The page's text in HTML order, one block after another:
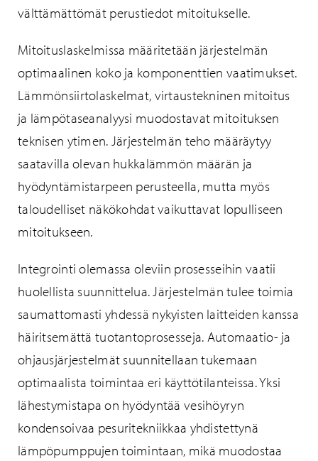
välttämättömät perustiedot mitoitukselle.
Mitoituslaskelmissa määritetään järjestelmän
optimaalinen koko ja komponenttien vaatimukset.
Lämmönsiirtolaskelmat, virtaustekninen mitoitus
ja lämpötaseanalyysi muodostavat mitoituksen
teknisen ytimen. Järjestelmän teho määräytyy
saatavilla olevan hukkalämmön määrän ja
hyödyntämistarpeen perusteella, mutta myös
taloudelliset näkökohdat vaikuttavat lopulliseen
mitoitukseen.
Integrointi olemassa oleviin prosesseihin vaatii
huolellista suunnittelua. Järjestelmän tulee toimia
saumattomasti yhdessä nykyisten laitteiden kanssa
häiritsemättä tuotantoprosesseja. Automaatio- ja
ohjausjärjestelmät suunnitellaan tukemaan
optimaalista toimintaa eri käyttötilanteissa. Yksi
lähestymistapa on hyödyntää vesihöyryn
kondensoivaa pesuritekniikkaa yhdistettynä
lämpöpumppujen toimintaan, mikä muodostaa